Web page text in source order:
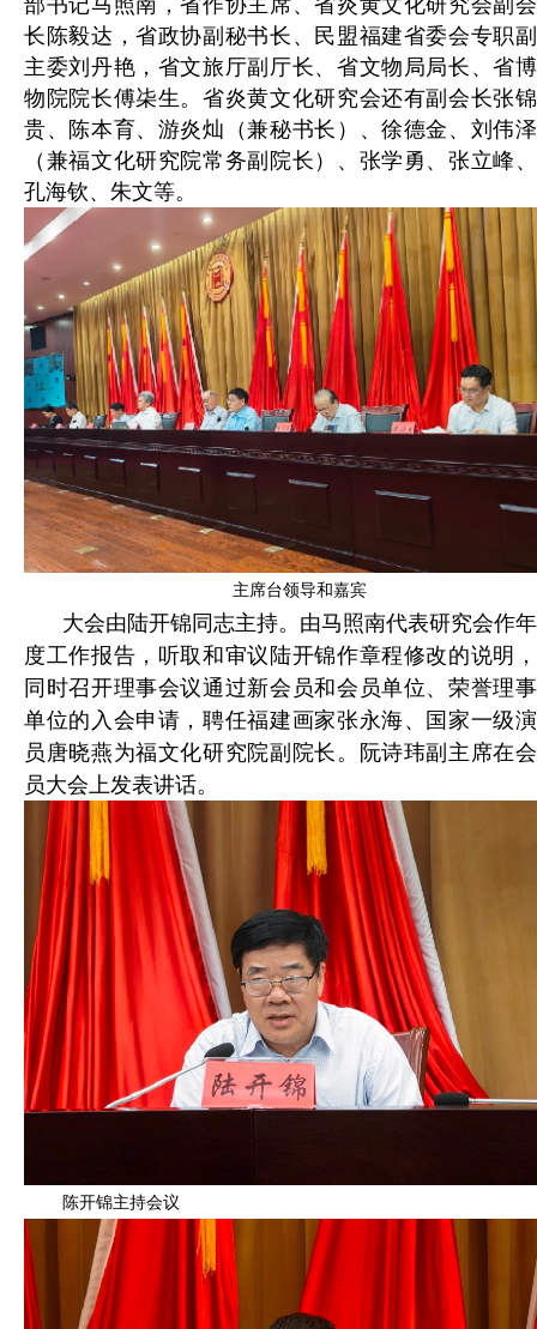
部书记马照南，省作协主席、省炎黄文化研究会副会
长陈毅达，省政协副秘书长、民盟福建省委会专职副
主委刘丹艳，省文旅厅副厅长、省文物局局长、省博
物院院长傅㭍生。省炎黄文化研究会还有副会长张锦
贵、陈本育、游炎灿（兼秘书长）、徐德金、刘伟泽
（兼福文化研究院常务副院长）、张学勇、张立峰、
孔海钦、朱文等。
主席台领导和嘉宾
大会由陆开锦同志主持。由马照南代表研究会作年
度工作报告，听取和审议陆开锦作章程修改的说明，
同时召开理事会议通过新会员和会员单位、荣誉理事
单位的入会申请，聘任福建画家张永海、国家一级演
员唐晓燕为福文化研究院副院长。
阮诗玮副主席在会
员大会上发表讲话。
陈开锦主持会议